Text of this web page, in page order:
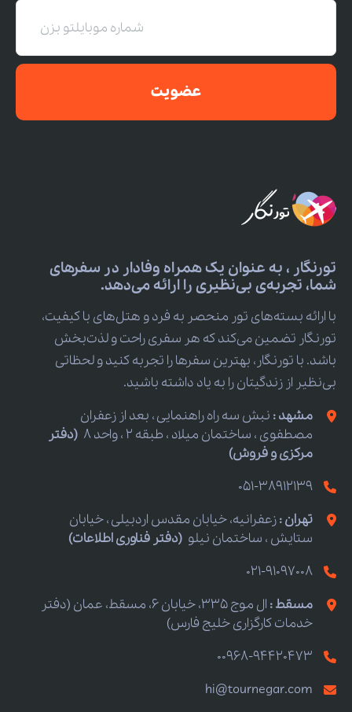
عضویت
تورنگار ، به عنوان یک همراه وفادار در سفرهای
شما، تجربه‌ی بی‌نظیری را ارائه می‌دهد.
با ارائه بسته‌های تور منحصر به فرد و هتل‌های با کیفیت،
تورنگار تضمین می‌کند که هر سفری راحت و لذت‌بخش
باشد. با تورنگار، بهترین سفرها را تجربه کنید و لحظاتی
بی‌نظیر از زندگیتان را به یاد داشته باشید.
مشهد : نبش سه راه راهنمایی ، بعد از زعفران
مصطفوی ، ساختمان میلاد ، طبقه 2 ، واحد 8
(دفتر
مرکزی و فروش)
051-38912139
تهران :زعفرانیه، خیابان مقدس اردبیلی ، خیابان
ستایش ، ساختمان نیلو (دفتر فناوری اطلاعات)
021-91097008
مسقط :
ال موج 335، خیابان 6، مسقط، عمان (دفتر
خدمات کارگزاری خلیج فارس)
00968-94420473
hi@tournegar.com